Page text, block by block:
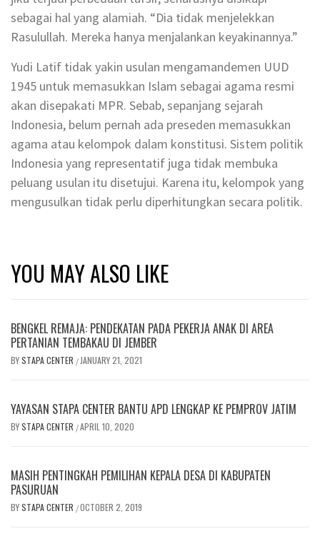
sebagai hal yang alamiah. “Dia tidak menjelekkan
Rasulullah. Mereka hanya menjalankan keyakinannya.”
Yudi Latif tidak yakin usulan mengamandemen UUD
1945 untuk memasukkan Islam sebagai agama resmi
akan disepakati MPR. Sebab, sepanjang sejarah
Indonesia, belum pernah ada preseden memasukkan
agama atau kelompok dalam konstitusi. Sistem politik
Indonesia yang representatif juga tidak membuka
peluang usulan itu disetujui. Karena itu, kelompok yang
mengusulkan tidak perlu diperhitungkan secara politik.
YOU MAY ALSO LIKE
BENGKEL REMAJA: PENDEKATAN PADA PEKERJA ANAK DI AREA
PERTANIAN TEMBAKAU DI JEMBER
BYSTAPA CENTER / JANUARY 21, 2021
YAYASAN STAPA CENTER BANTU APD LENGKAP KE PEMPROV JATIM
BYSTAPA CENTER /APRIL 10, 2020
MASIH PENTINGKAH PEMILIHAN KEPALA DESA DI KABUPATEN
PASURUAN
BYSTAPA CENTER /OCTOBER 2, 2019